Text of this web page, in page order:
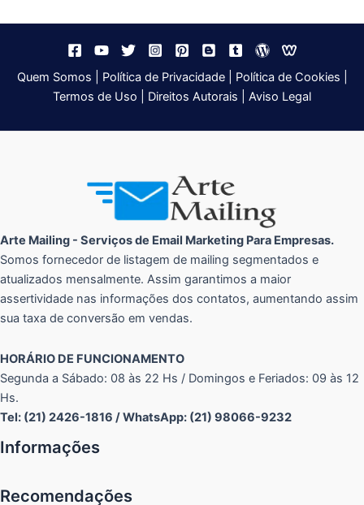
Quem Somos Política de Privacidade| Política de Cookies
Termos de Uso
Direitos Autorais Aviso Legal
Arte Mailing - Serviços de Email Marketing Para Empresas.
Somos fornecedor de listagem de mailing segmentados e
atualizados mensalmente. Assim garantimos a maior
assertividade nas informações dos contatos, aumentando assim
sua taxa de conversão em vendas.
HORÁRIO DE FUNCIONAMENTO
Segunda a Sábado: 08 às 22 Hs / Domingos e Feriados: 09 às 12
Hs.
Tel: (21) 2426-1816 / WhatsApp: (21) 98066-9232
Informações
Recomendações